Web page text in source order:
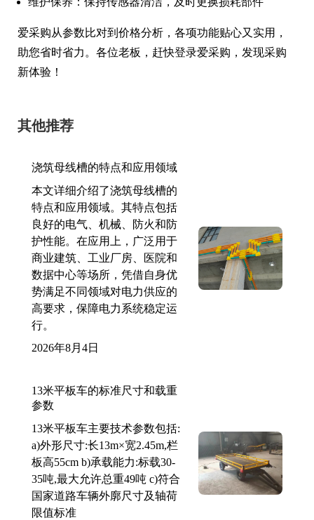
爱采购从参数比对到价格分析，各项功能贴心又实用，
助您省时省力。各位老板，赶快登录爱采购，发现采购
新体验！
其他推荐
浇筑母线槽的特点和应用领域
本文详细介绍了浇筑母线槽的
特点和应用领域。其特点包括
良好的电气、机械、防火和防
护性能。在应用上，广泛用于
商业建筑、工业厂房、医院和
数据中心等场所，凭借自身优
势满足不同领域对电力供应的
高要求，保障电力系统稳定运
行。
2026年8月4日
13米平板车的标准尺寸和载重
参数
13米平板车主要技术参数包括:
a)外形尺寸:长13m×宽2.45m,栏
板高55cm b)承载能力:标载30-
35吨,最大允许总重49吨 c)符合
国家道路车辆外廓尺寸及轴荷
限值标准